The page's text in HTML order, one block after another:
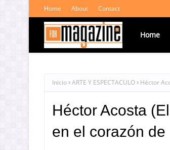
Home About Contact
Home
Inicio ARTE Y ESPECTACULO Héctor
Héctor Acosta
en el corazón